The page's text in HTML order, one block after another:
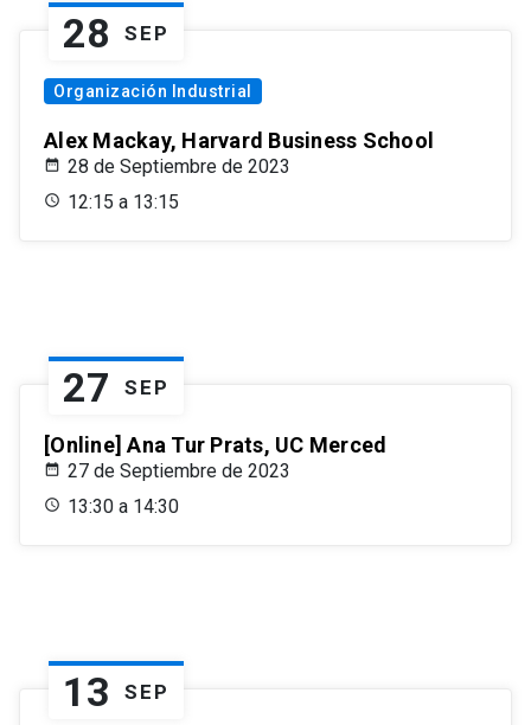
28 SEP
Organización Industrial
Alex Mackay, Harvard Business School
28 de Septiembre de 2023
12:15 a 13:15
27 SEP
[Online] Ana Tur Prats, UC Merced
27 de Septiembre de 2023
13:30 a 14:30
13 SEP